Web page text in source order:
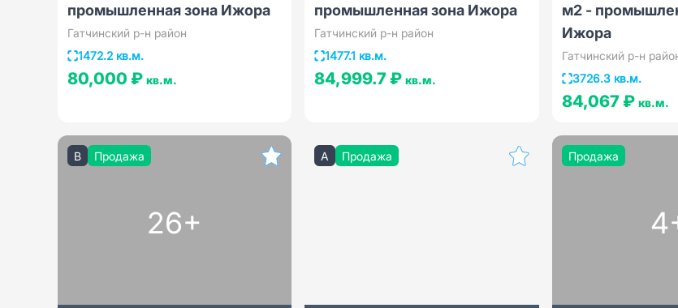
промышленная зона Ижора
Гатчинский р-н район
1472.2 кв.м.
80,000 ₽ кв.м.
промышленная зона Ижора
Гатчинский р-н район
1477.1 кв.м.
84,999.7 ₽кв.м.
м2 -
Ижора
Гатчинский р-н
3726.3 кв.м.
84,067 ₽ кв.м.
B Продажа
26+
A Продажа Продажа